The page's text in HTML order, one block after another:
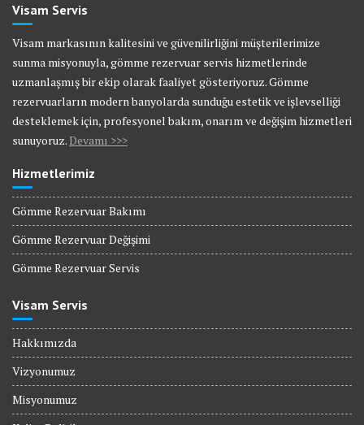
Visam Servis
Visam markasının kalitesini ve güvenilirliğini müşterilerimize
sunma misyonuyla, gömme rezervuar servis hizmetlerinde
uzmanlaşmış bir ekip olarak faaliyet gösteriyoruz. Gömme
rezervuarların modern banyolarda sunduğu estetik ve işlevselliği
desteklemek için, profesyonel bakım, onarım ve değişim hizmetleri
sunuyoruz. Devamı >>>
Hizmetlerimiz
Gömme Rezervuar Bakımı
Gömme Rezervuar Değişimi
Gömme Rezervuar Servis
Visam Servis
Hakkımızda
Vizyonumuz
Misyonumuz